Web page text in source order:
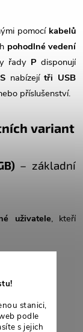
stanici,
podle
s jejich
pomocí kabelů
pohodlné vedení
řady P disponují
S nabízejítři USB
příslušenství.
variant
– základní
uživatele, kteří